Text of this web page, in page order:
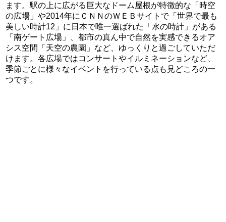
ます。駅の上に広がる巨大なドーム屋根が特徴的な「時空
の広場」や2014年にＣＮＮのＷＥＢサイトで「世界で最も
美しい時計12」に日本で唯一選ばれた「水の時計」がある
「南ゲート広場」、都市の真ん中で自然を実感できるオア
シス空間「天空の農園」など、ゆっくりと過ごしていただ
けます。各広場ではコンサートやイルミネーションなど、
季節ごとに様々なイベントを行っている点も見どころの一
つです。